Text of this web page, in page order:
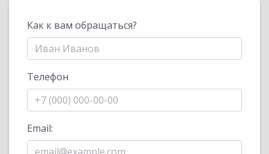
Как к вам обращаться?
Телефон
Email: